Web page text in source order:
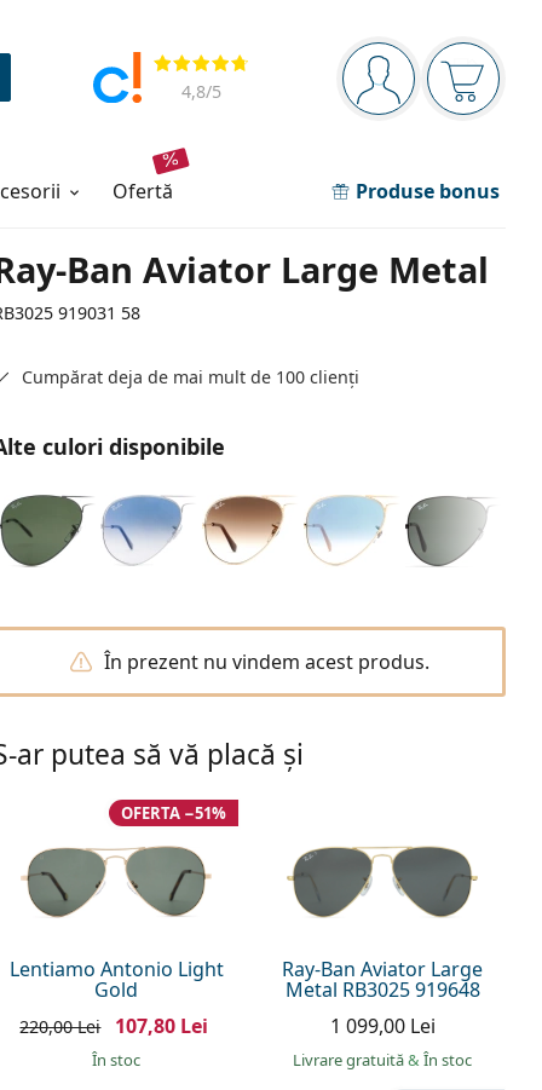
Panou de navigare
Sunteți logat
Coșul
Opinii
4,8/5
ofertă Produse bonus
Ban Aviator Large Metal
919031 58
Cumpărat deja de mai mult de 100 clienți
culori disponibile
În prezent nu vindem acest produs.
ar putea să vă placă și
Lentiamo Antonio Light
Gold
OFERTA −51%
220,00 Lei 107,80 Lei
În stoc
Ray-Ban Aviator Large
Metal RB3025 919648
1 099,00 Lei
Livrare gratuită& În stoc